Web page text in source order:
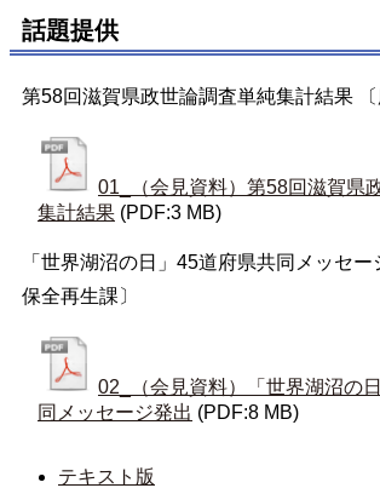
話題提供
第58回滋賀県政世論調査単純集計結果 〔
01_（会見資料）第58回滋賀県
集計結果 (PDF:3 MB)
「世界湖沼の日」45道府県共同メッセー
保全再生課〕
02_（会見資料）「世界湖沼の
同メッセージ発出 (PDF:8 MB)
テキスト版